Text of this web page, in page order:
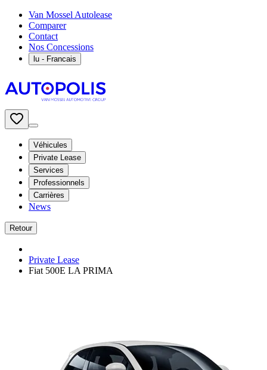
Van Mossel Autolease
Comparer
Contact
Nos Concessions
lu - Francais
Véhicules
Private Lease
Services
Professionnels
Carrières
News
Retour
Private Lease
Fiat 500E LA PRIMA